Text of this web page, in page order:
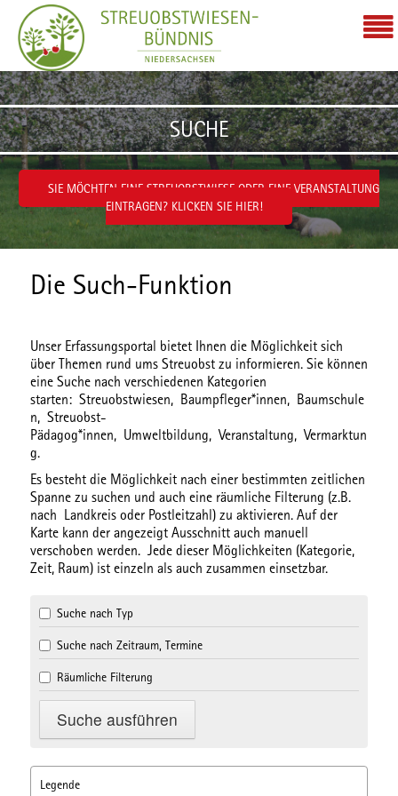
Zum Inhalt wechseln
SUCHE
SIE MÖCHTEN EINE STREUOBSTWIESE ODER EINE VERANSTALTUNG
EINTRAGEN? KLICKEN SIE HIER!
Die Such-Funktion
Unser Erfassungsportal bietet Ihnen die Möglichkeit sich
über Themen rund ums Streuobst zu informieren. Sie können
eine Suche nach verschiedenen Kategorien
starten: Streuobstwiesen, Baumpfleger*innen, Baumschule
n, Streuobst-
Pädagog*innen, Umweltbildung,Veranstaltung,Vermarktun
g.
Es besteht die Möglichkeit nach einer bestimmten zeitlichen
Spannezu suchen und auch eine räumliche Filterung (z.B.
nach Landkreis oder Postleitzahl) zu aktivieren. Auf der
Karte kann der angezeigt Ausschnitt auch manuell
verschoben werden. Jede dieser Möglichkeiten (Kategorie,
Zeit, Raum) ist einzeln als auch zusammen einsetzbar.
Suche nach Typ
Suche nach Zeitraum, Termine
Räumliche Filterung
Legende